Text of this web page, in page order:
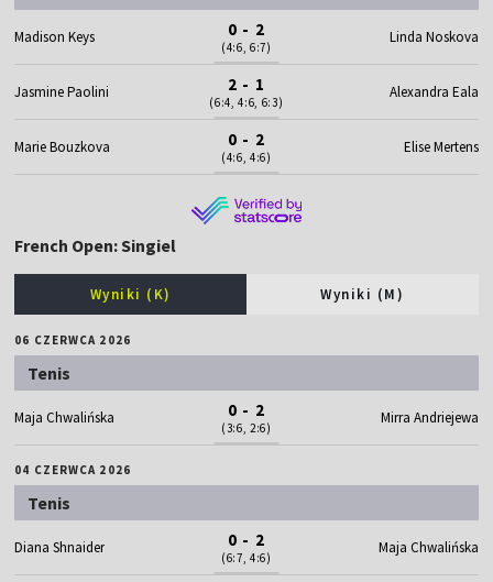
Madison Keys 0 - 2
(4:6, 6:7)
Linda Noskova
Jasmine Paolini 2 - 1
(6:4, 4:6, 6:3)
Alexandra Eala
Marie Bouzkova 0 - 2
(4:6, 4:6)
Elise Mertens
French Open: Singiel
Wyniki (K) Wyniki (M)
06 CZERWCA 2026
Tenis
Maja Chwalińska 0 - 2
(3:6, 2:6)
Mirra Andriejewa
04 CZERWCA 2026
Tenis
Diana Shnaider 0 - 2
(6:7, 4:6)
Maja Chwalińska